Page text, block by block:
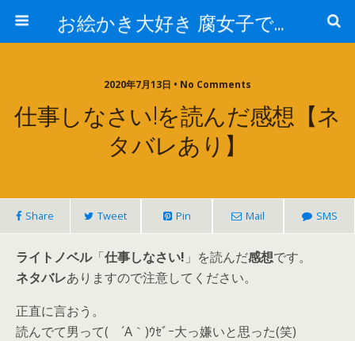
お絵かき大好き 腐女子でゲーマーのおかしな生活
2020年7月13日 • No Comments
仕事しなさい!を読んだ感想【ネ
タバレあり】
Share Tweet Pin Mail SMS
ライトノベル「仕事しなさい! 」を読んだ感想です。
ネタバレありますので注意してください。
正直に言おう。
読んでて男って( ´Α｀)ｳｾﾞｰ大っ嫌いと思った(笑)